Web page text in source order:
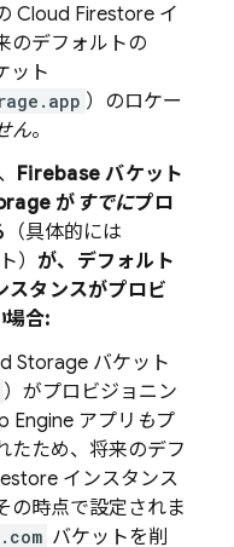
Cloud Firestore イ
のデフォルトの
ット
）のロケー
ん。
Firebase バケット
が すでにプロ
（具体的には
） が、デフォルト
スタンスがプロビ
場合:
Storage バケット
）がプロビジョニン
Engine アプリ もプ
たため、将来のデフ
インスタンス
の時点で設定されま
バケットを削